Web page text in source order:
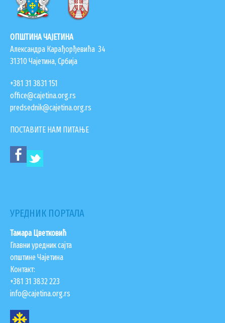
ОПШТИНА ЧАЈЕТИНА
Александра Карађорђевића 34
31310 Чајетина, Србија
+381 31 3831 151
office@cajetina.org.rs
predsednik@cajetina.org.rs
ПОСТАВИТЕ НАМ ПИТАЊЕ
УРЕДНИК ПОРТАЛА
Тамара Цветковић
Главни уредник сајта
општине Чајетина
Контакт:
+381 31 3832 223
info@cajetina.org.rs